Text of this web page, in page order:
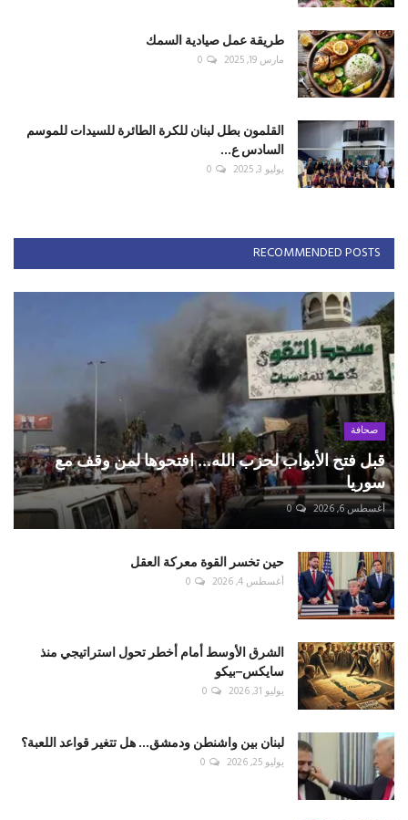
طريقة عمل صيادية السمك
مارس 19, 2025 0
القلمون بطل لبنان للكرة الطائرة للسيدات للموسم
السادس ع...
يوليو 3, 2025 0
RECOMMENDED POSTS
صحافة
قبل فتح الأبواب لحزب الله... افتحوها لمن وقف مع
سوريا
أغسطس 6, 2026 0
حين تخسر القوة معركة العقل
أغسطس 4, 2026 0
الشرق الأوسط أمام أخطر تحول استراتيجي منذ
سايكس–بيكو
يوليو 31, 2026 0
لبنان بين واشنطن ودمشق... هل تتغير قواعد اللعبة؟
يوليو 25, 2026 0